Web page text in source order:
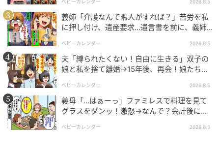
ベビーカレンダー 2026.8.5
義姉「介護なんて暇人がすれば？」苦労を私
に押し付け、遺産要求…遺言書を前に、義姉
ベビーカレンダー 2026.8.5
夫「縛られたくない！自由に生きる」双子の
娘と私を捨て離婚→15年後、再会！娘たち
ベビーカレンダー 2026.8.5
義母「…はぁーっ」ファミレスで料理を見て
グラスをダンッ！激怒→なんで？会計後に知
ベビーカレンダー 2026.8.5